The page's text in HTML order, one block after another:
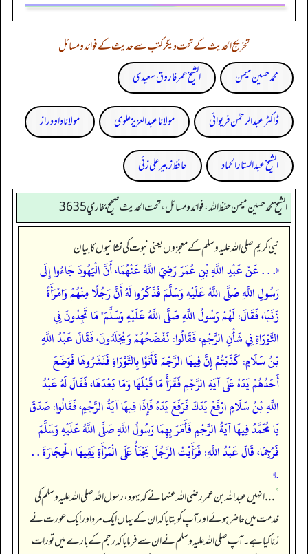
تخریج الحدیث کے تحت دیگر کتب سے حدیث کے فوائد و مسائل
محمد حسین میمن
الشیخ عمر فاروق سعیدی
ڈاکٹر عبدالرحمٰن فریوائی مولانا عبد العزیز علوی مولانا داود راز
الشیخ عبدالستار الحماد حافظ زبیر علی زئی
الشيخ محمد حسين ميمن حفظ الله، فوائد و مسائل، تحت الحديث صحيح بخاري 3635
نبی کریم صلی اللہ علیہ وسلم کے معجزوں یعنی نبوت کی نشانیوں کا بیان
«. . . عَنْ عَبْدِ اللَّهِ بْنِ عُمَرَ رَضِيَ اللَّهُ عَنْهُمَا، أَنَّ الْيَهُودَ جَاءُوا إِلَى
رَسُولِ اللَّهِ صَلَّى اللَّهُ عَلَيْهِ وَسَلَّمَ فَذَكَرُوا لَهُ أَنَّ رَجُلًا مِنْهُمْ وَامْرَأَةً
زَنَيَا، فَقَالَ: لَهُمْ رَسُولُ اللَّهِ صَلَّى اللَّهُ عَلَيْهِ وَسَلَّمَ" مَا تَجِدُونَ فِي
التَّوْرَاةِ فِي شَأْنِ الرَّجْمِ، فَقَالُوا: نَفْضَحُهُمْ وَيُجْلَدُونَ، فَقَالَ عَبْدُ اللَّهِ
بْنُ سَلَامٍ: كَذَبْتُمْ إِنَّ فِيهَا الرَّجْمَ فَأَتَوْا بِالتَّوْرَاةِ فَنَشَرُوهَا فَوَضَعَ
أَحَدُهُمْ يَدَهُ عَلَى آيَةِ الرَّجْمِ فَقَرَأَ مَا قَبْلَهَا وَمَا بَعْدَهَا، فَقَالَ لَهُ عَبْدُ
اللَّهِ بْنُ سَلَامٍ ارْفَعْ يَدَكَ فَرَفَعَ يَدَهُ فَإِذَا فِيهَا آيَةُ الرَّجْمِ، فَقَالُوا: صَدَقَ
يَا مُحَمَّدُ فِيهَا آيَةُ الرَّجْمِ فَأَمَرَ بِهِمَا رَسُولُ اللَّهِ صَلَّى اللَّهُ عَلَيْهِ وَسَلَّمَ
فَرُجِمَا، قَالَ عَبْدُ اللَّهِ: فَرَأَيْتُ الرَّجُلَ يَجْنَأُ عَلَى الْمَرْأَةِ يَقِيهَا الْحِجَارَةَ . .
.»
”. . . انہیں عبداللہ بن عمر رضی اللہ عنہما نے کہ یہود، رسول اللہ صلی اللہ علیہ وسلم کی
خدمت میں حاضر ہوئے اور آپ کو بتایا کہ ان کے یہاں ایک مرد اور ایک عورت نے
زنا کیا ہے۔ آپ صلی اللہ علیہ وسلم نے ان سے فرمایا کہ رجم کے بارے میں تورات